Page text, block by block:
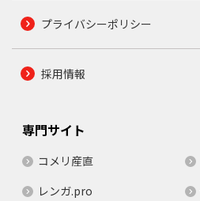
プライバシーポリシー
採用情報
専門サイト
コメリ産直
レンガ.pro